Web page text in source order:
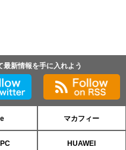
新情報を手に入れよう
マカフィー
HUAWEI